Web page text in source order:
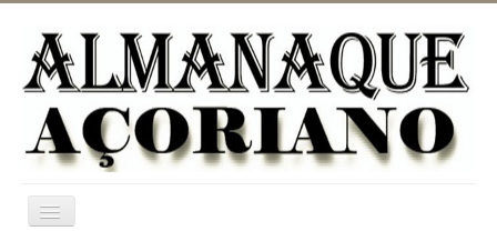
Ativar/Desativar
navegação